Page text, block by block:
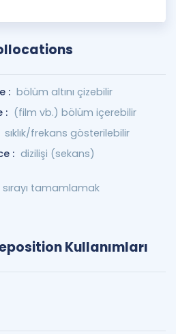
: bölüm altını çizebilir
: (film vb.) bölüm içerebilir
sıklık/frekans gösterilebilir
: dizilişi (sekans)
sırayı tamamlamak
Kullanımları